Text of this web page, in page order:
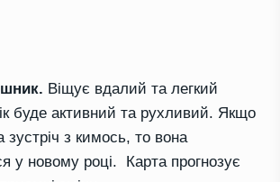
Віщує вдалий та легкий
буде активний та рухливий. Якщо
зустріч з кимось, то вона
у новому році. Карта прогнозує